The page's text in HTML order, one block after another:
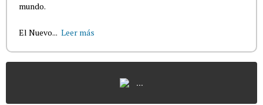
mundo.
El Nuevo... Leer más
...